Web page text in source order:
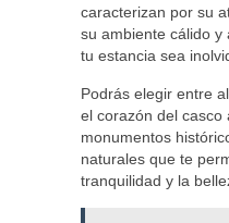
caracterizan por su
su ambiente cálido y
tu estancia sea
Podrás elegir entre
el corazón del casco
monumentos
naturales que te
tranquilidad y la